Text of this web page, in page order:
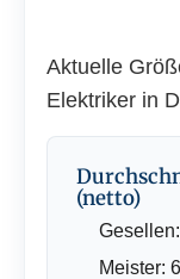
Aktuelle
Elektriker in
(netto)
Meister: